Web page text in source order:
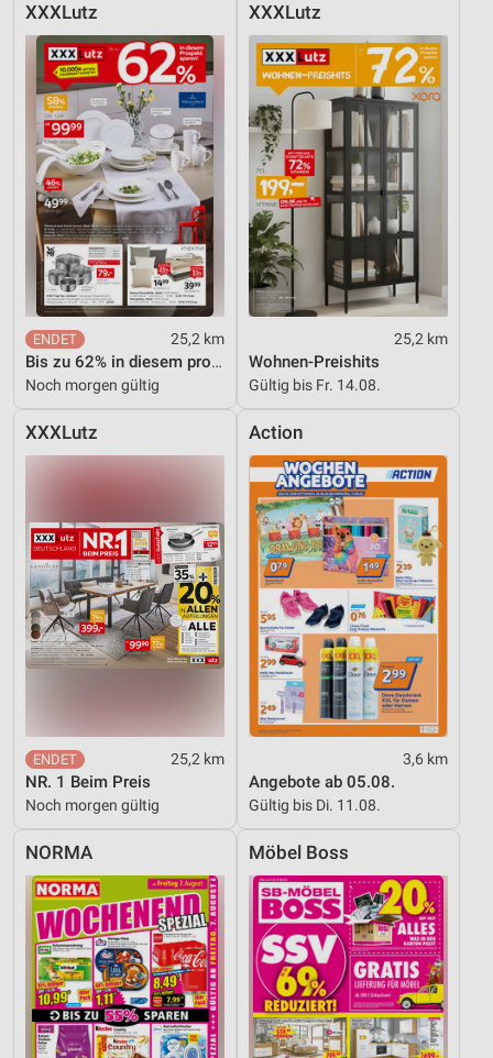
XXXLutz
25,2 km
Bis zu 62% in diesem prospekt
Noch morgen gültig
XXXLutz
25,2 km
Wohnen-Preishits
Gültig bis Fr. 14.08.
XXXLutz
25,2 km
NR. 1 Beim Preis
Noch morgen gültig
Action
3,6 km
Angebote ab 05.08.
Gültig bis Di. 11.08.
NORMA Möbel Boss
Verwendung von Profilen zur Auswahl
personalisierter Werbung
Erstellung von Profilen zur Personalisierung
von Inhalten
Verwendung von Profilen zur Auswahl
personalisierter Inhalte
Messung der Werbeleistung
Messung der Performance von Inhalten
Analyse von Zielgruppen durch Statistiken oder
Kombinationen von Daten aus verschiedenen
Quellen
Verwendung genauer Standortdaten
Geräte anhand von aktiv angeforderten
Informationen identifizieren
Nicht-IAB-Verarbeitungszwecke:
Notwendig
Funktional
Werbung